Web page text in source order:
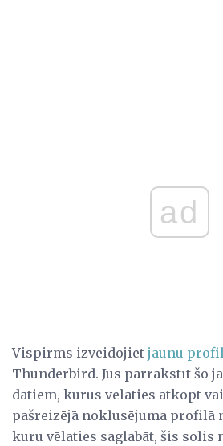
ad
Vispirms izveidojiet jaunu
Thunderbird. Jūs pārrakstīt šo
datiem, kurus vēlaties atkopt
pašreizējā noklusējuma profilā
kuru vēlaties saglabāt, šis solis